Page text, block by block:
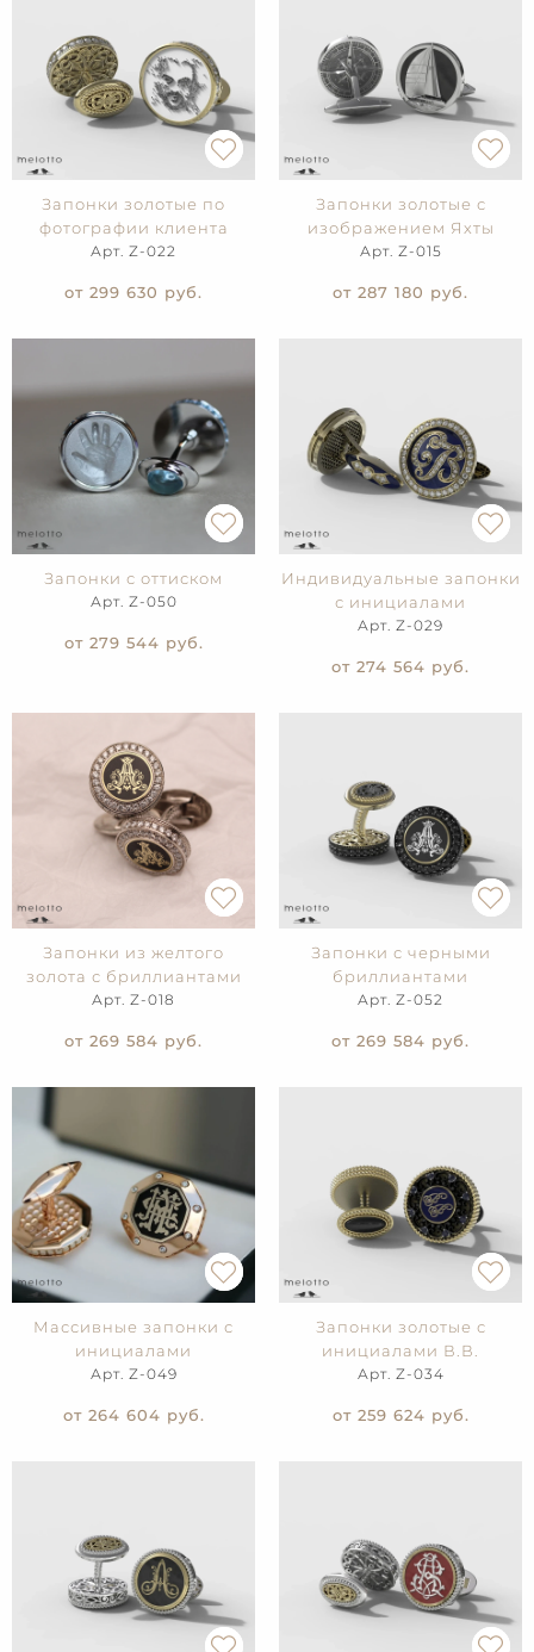
Запонки золотые по
фотографии клиента
Арт. Z-022
от 299 630 руб.
Запонки золотые с
изображением Яхты
Арт. Z-015
от 287 180 руб.
Запонки с оттиском
Арт. Z-050
от 279 544 руб.
Индивидуальные запонки
с инициалами
Арт. Z-029
от 274 564 руб.
Запонки из желтого
золота с бриллиантами
Арт. Z-018
от 269 584 руб.
Запонки с черными
бриллиантами
Арт. Z-052
от 269 584 руб.
Массивные запонки с
инициалами
Арт. Z-049
от 264 604 руб.
Запонки золотые с
инициалами В.В.
Арт. Z-034
от 259 624 руб.